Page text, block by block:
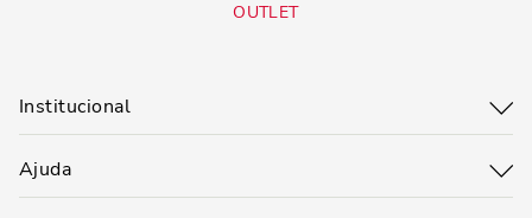
OUTLET
Institucional
Ajuda